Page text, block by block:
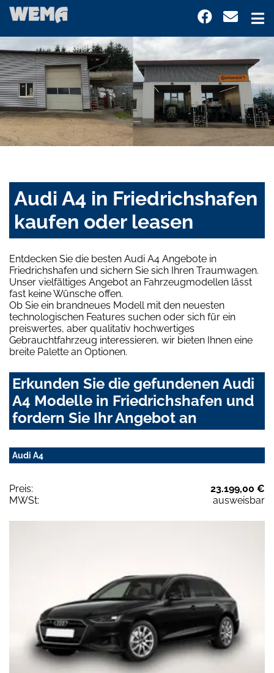
Audi A4 in Friedrichshafen
kaufen oder leasen
Entdecken Sie die besten Audi A4 Angebote in
Friedrichshafen und sichern Sie sich Ihren Traumwagen.
Unser vielfältiges Angebot an Fahrzeugmodellen lässt
fast keine Wünsche offen.
Ob Sie ein brandneues Modell mit den neuesten
technologischen Features suchen oder sich für ein
preiswertes, aber qualitativ hochwertiges
Gebrauchtfahrzeug interessieren, wir bieten Ihnen eine
breite Palette an Optionen.
Erkunden Sie die gefundenen Audi
A4 Modelle in Friedrichshafen und
fordern Sie Ihr Angebot an
Audi A4
Preis:
23.199,00 €
MWSt:
ausweisbar